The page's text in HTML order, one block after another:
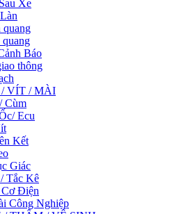
Xe
Báo
thông
VÍT / MÀI
Cùm
Ecu
Kết
Giác
Tắc Kê
Cơ Điện
Công Nghiệp